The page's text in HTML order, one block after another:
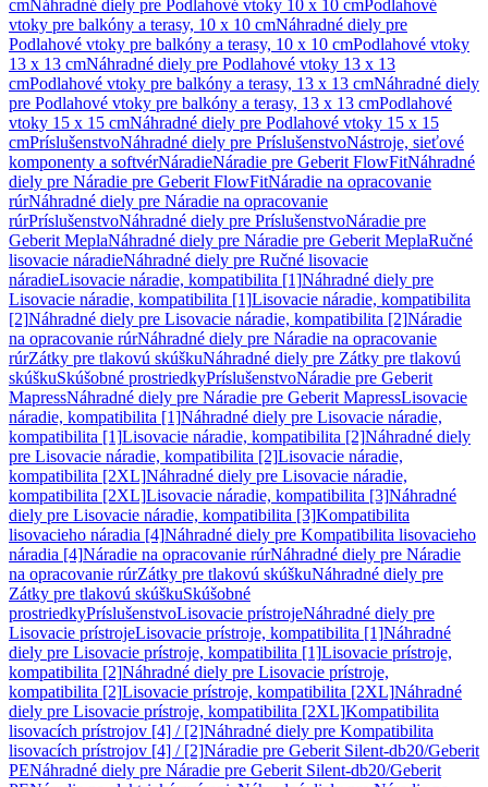
cmNáhradné diely pre Podlahové vtoky 10 x 10 cmPodlahové
vtoky pre balkóny a terasy, 10 x 10 cmNáhradné diely pre
Podlahové vtoky pre balkóny a terasy, 10 x 10 cmPodlahové vtoky
13 x 13 cmNáhradné diely pre Podlahové vtoky 13 x 13
cmPodlahové vtoky pre balkóny a terasy, 13 x 13 cmNáhradné diely
pre Podlahové vtoky pre balkóny a terasy, 13 x 13 cmPodlahové
vtoky 15 x 15 cmNáhradné diely pre Podlahové vtoky 15 x 15
cmPríslušenstvoNáhradné diely pre PríslušenstvoNástroje, sieťové
komponenty a softvérNáradieNáradie pre Geberit FlowFitNáhradné
diely pre Náradie pre Geberit FlowFitNáradie na opracovanie
rúrNáhradné diely pre Náradie na opracovanie
rúrPríslušenstvoNáhradné diely pre PríslušenstvoNáradie pre
Geberit MeplaNáhradné diely pre Náradie pre Geberit MeplaRučné
lisovacie náradieNáhradné diely pre Ručné lisovacie
náradieLisovacie náradie, kompatibilita [1]Náhradné diely pre
Lisovacie náradie, kompatibilita [1]Lisovacie náradie, kompatibilita
[2]Náhradné diely pre Lisovacie náradie, kompatibilita [2]Náradie
na opracovanie rúrNáhradné diely pre Náradie na opracovanie
rúrZátky pre tlakovú skúškuNáhradné diely pre Zátky pre tlakovú
skúškuSkúšobné prostriedkyPríslušenstvoNáradie pre Geberit
MapressNáhradné diely pre Náradie pre Geberit MapressLisovacie
náradie, kompatibilita [1]Náhradné diely pre Lisovacie náradie,
kompatibilita [1]Lisovacie náradie, kompatibilita [2]Náhradné diely
pre Lisovacie náradie, kompatibilita [2]Lisovacie náradie,
kompatibilita [2XL]Náhradné diely pre Lisovacie náradie,
kompatibilita [2XL]Lisovacie náradie, kompatibilita [3]Náhradné
diely pre Lisovacie náradie, kompatibilita [3]Kompatibilita
lisovacieho náradia [4]Náhradné diely pre Kompatibilita lisovacieho
náradia [4]Náradie na opracovanie rúrNáhradné diely pre Náradie
na opracovanie rúrZátky pre tlakovú skúškuNáhradné diely pre
Zátky pre tlakovú skúškuSkúšobné
prostriedkyPríslušenstvoLisovacie prístrojeNáhradné diely pre
Lisovacie prístrojeLisovacie prístroje, kompatibilita [1]Náhradné
diely pre Lisovacie prístroje, kompatibilita [1]Lisovacie prístroje,
kompatibilita [2]Náhradné diely pre Lisovacie prístroje,
kompatibilita [2]Lisovacie prístroje, kompatibilita [2XL]Náhradné
diely pre Lisovacie prístroje, kompatibilita [2XL]Kompatibilita
lisovacích prístrojov [4] / [2]Náhradné diely pre Kompatibilita
lisovacích prístrojov [4] / [2]Náradie pre Geberit Silent-db20/Geberit
PENáhradné diely pre Náradie pre Geberit Silent-db20/Geberit